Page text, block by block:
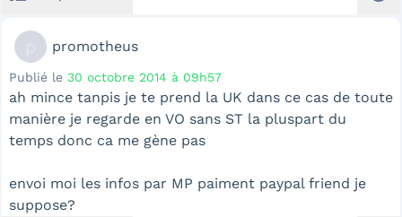
promotheus
Publié le 30 octobre 2014 à 09h57
ah mince tanpis je te prend la UK dans ce cas de toute
manière je regarde en VO sans ST la pluspart du
temps donc ca me gène pas
envoi moi les infos par MP paiment paypal friend je
suppose?